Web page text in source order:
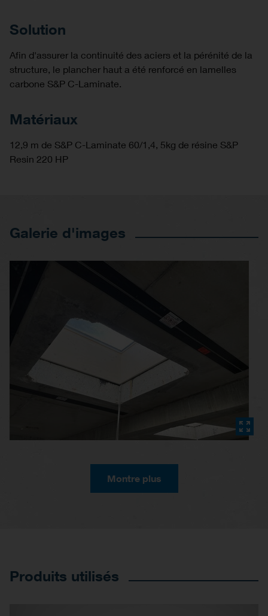
Solution
Afin d'assurer la continuité des aciers et la pérénité de la
structure, le plancher haut a été renforcé en lamelles
carbone S&P C-Laminate.
Matériaux
12,9 m de S&P C-Laminate 60/1,4, 5kg de résine S&P
Resin 220 HP
Galerie d'images
Montre plus
Produits utilisés